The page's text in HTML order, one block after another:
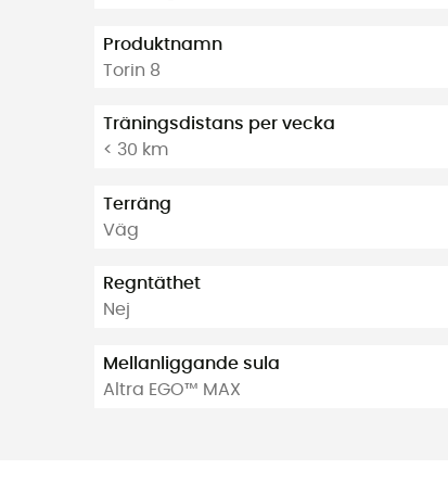
Produktnamn
Torin 8
Träningsdistans per vecka
< 30 km
Terräng
Väg
Regntäthet
Nej
Mellanliggande sula
Altra EGO™ MAX